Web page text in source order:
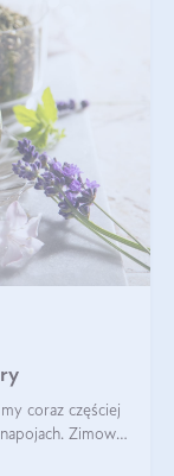
coraz częściej
Zimowe